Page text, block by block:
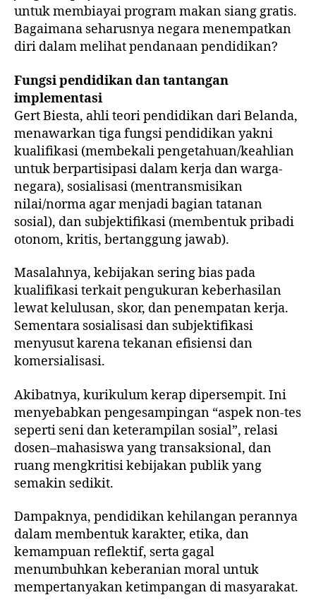
untuk membiayai program makan siang gratis.
Bagaimana seharusnya negara menempatkan
diri dalam melihat pendanaan pendidikan?
Fungsi pendidikan dan tantangan
implementasi
Gert Biesta, ahli teori pendidikan dari Belanda,
menawarkan tiga fungsi pendidikan yakni
kualifikasi (membekali pengetahuan/keahlian
untuk berpartisipasi dalam kerja dan warga-
negara), sosialisasi (mentransmisikan
nilai/norma agar menjadi bagian tatanan
sosial), dan subjektifikasi (membentuk pribadi
otonom, kritis, bertanggung jawab).
Masalahnya, kebijakan sering bias pada
kualifikasi terkait pengukuran keberhasilan
lewat kelulusan, skor, dan penempatan kerja.
Sementara sosialisasi dan subjektifikasi
menyusut karena tekanan efisiensi dan
komersialisasi.
Akibatnya, kurikulum kerap dipersempit. Ini
menyebabkan pengesampingan “aspek non-tes
seperti seni dan keterampilan sosial”, relasi
dosen–mahasiswa yang transaksional, dan
ruang mengkritisi kebijakan publik yang
semakin sedikit.
Dampaknya, pendidikan kehilangan perannya
dalam membentuk karakter, etika, dan
kemampuan reflektif, serta gagal
menumbuhkan keberanian moral untuk
mempertanyakan ketimpangan di masyarakat.